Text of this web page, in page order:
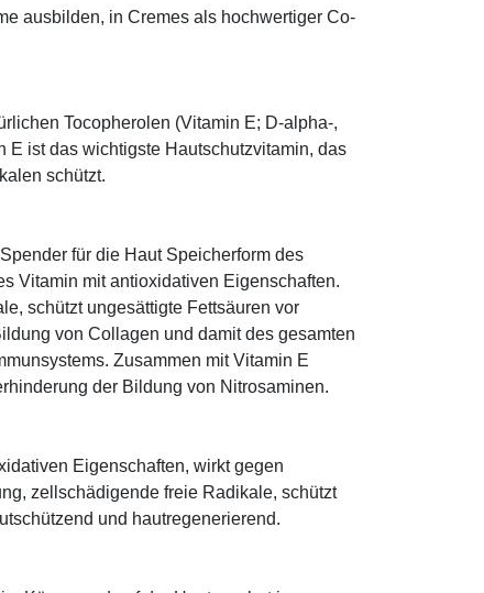
ausbilden, in Cremes als hochwertiger Co-
Tocopherolen (Vitamin E; D-alpha-,
E ist das wichtigste Hautschutzvitamin, das
schützt.
für die Haut Speicherform des
Vitamin mit antioxidativen Eigenschaften.
schützt ungesättigte Fettsäuren vor
von Collagen und damit des gesamten
Zusammen mit Vitamin E
der Bildung von Nitrosaminen.
Eigenschaften, wirkt gegen
zellschädigende freie Radikale, schützt
und hautregenerierend.